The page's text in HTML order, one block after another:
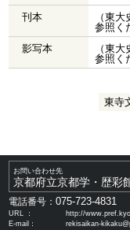
刊本
（東
参照く
影写本
（東
参照く
東寺
お問い合わせ先
京都府立京都学・歴彩
電話番号：075-723-4831
URL ：
http://
E-mail：
rekisaikan-